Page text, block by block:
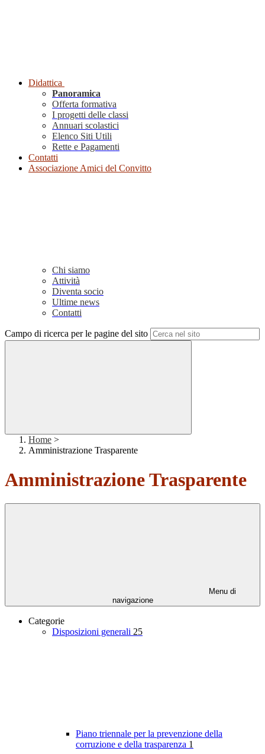
Didattica
Panoramica
Offerta formativa
I progetti delle classi
Annuari scolastici
Elenco Siti Utili
Rette e Pagamenti
Contatti
Associazione Amici del Convitto
Chi siamo
Attività
Diventa socio
Ultime news
Contatti
Campo di ricerca per le pagine del sito
Home >
Amministrazione Trasparente
Amministrazione Trasparente
Menu di
navigazione
Categorie
Disposizioni generali 25
Piano triennale per la prevenzione della
corruzione e della trasparenza 1